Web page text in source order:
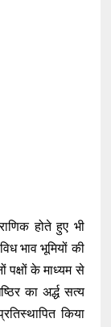
होते हुए भी
भाव भूमियों की
पक्षों के माध्यम से
का अर्द्ध सत्य
किया